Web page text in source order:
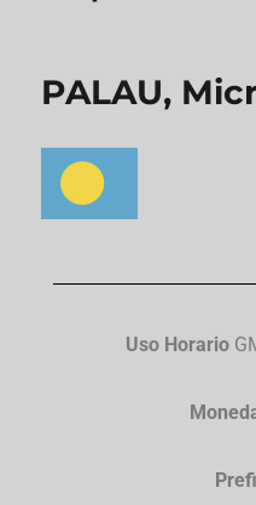
PALAU,
Uso Horario